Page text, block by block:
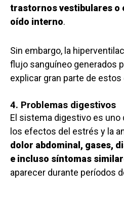
trastornos vestibulares o
oído interno.
Sin embargo, la
flujo sanguíneo generados
explicar gran parte de
4. Problemas digestivos
El sistema digestivo es
los efectos del estrés y la
dolor abdominal, gases,
e incluso síntomas
aparecer durante períodos